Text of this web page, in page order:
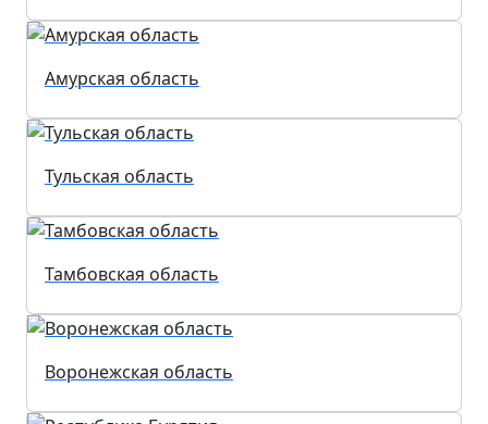
Амурская область
Тульская область
Тамбовская область
Воронежская область